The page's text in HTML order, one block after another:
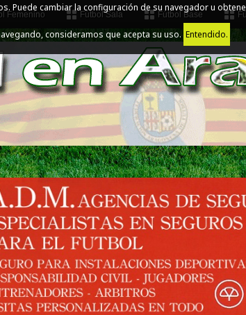
Puede cambiar la configuración de su navegador u
consideramos que acepta su uso. Entendido.
Femenino Fútbol Sala Fútbol Base